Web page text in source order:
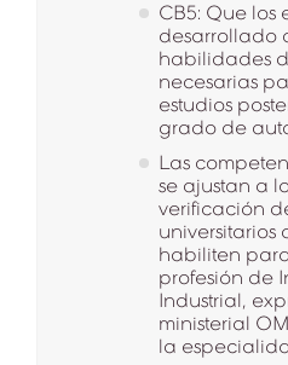
CB5: Que los
desarrollado
habilidades
necesarias
estudios
grado de
Las
se ajustan a
verificación
universitarios
habiliten
profesión de
Industrial,
ministerial
la